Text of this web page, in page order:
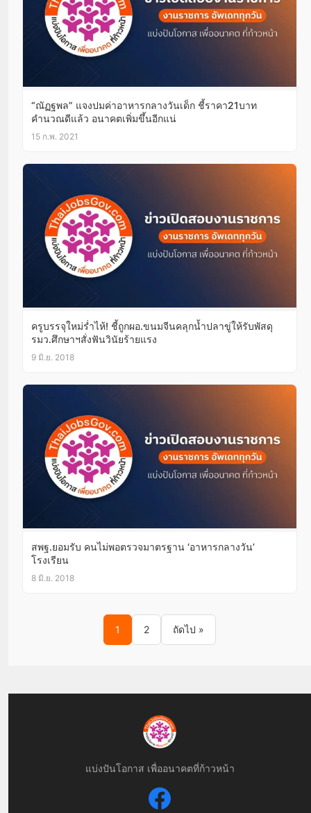
“ณัฏฐพล” แจงปมค่าอาหารกลางวันเด็ก ชี้ราคา21บาท
คำนวณดีแล้ว อนาคตเพิ่มขึ้นอีกแน่
15 ก.พ. 2021
ครูบรรจุใหม่ร่ำไห้! ชี้ถูกผอ.ขนมจีนคลุกน้ำปลาขู่ให้รับพัสดุ
รมว.ศึกษาฯสั่งฟันวินัยร้ายแรง
9 มิ.ย. 2018
สพฐ.ยอมรับ คนไม่พอตรวจมาตรฐาน ‘อาหารกลางวัน’
โรงเรียน
8 มิ.ย. 2018
Posts pagination
1 2 ถัดไป »
แบ่งปันโอกาส เพื่ออนาคตที่ก้าวหน้า